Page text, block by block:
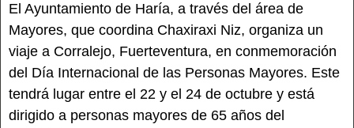
El Ayuntamiento de Haría, a través del área de
Mayores, que coordina Chaxiraxi Niz, organiza un
viaje a Corralejo, Fuerteventura, en conmemoración
del Día Internacional de las Personas Mayores. Este
tendrá lugar entre el 22 y el 24 de octubre y está
dirigido a personas mayores de 65 años del